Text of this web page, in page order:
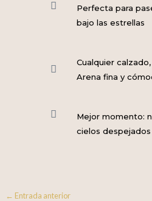
Perfecta para
bajo las estrellas
Cualquier
Arena fina y
Mejor momento:
cielos despejados
← Entrada anterior